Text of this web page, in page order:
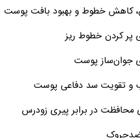
کاهش خطوط و بهبود بافت پوست
پر کردن خطوط ریز
جوان‌ساز پوست
و تقویت سد دفاعی پوست
محافظت در برابر پیری زودرس
ضدچروک